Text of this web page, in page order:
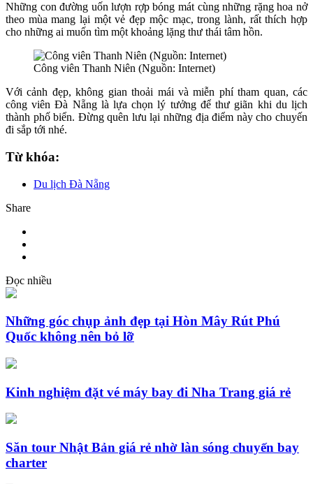
Những con đường uốn lượn rợp bóng mát cùng những rặng hoa nở
theo mùa mang lại một vẻ đẹp mộc mạc, trong lành, rất thích hợp
cho những ai muốn tìm một khoảng lặng thư thái tâm hồn.
Công viên Thanh Niên (Nguồn: Internet)
Với cảnh đẹp, không gian thoải mái và miễn phí tham quan, các
công viên Đà Nẵng là lựa chọn lý tưởng để thư giãn khi du lịch
thành phố biển. Đừng quên lưu lại những địa điểm này cho chuyến
đi sắp tới nhé.
Từ khóa:
Du lịch Đà Nẵng
Share
Đọc nhiều
Những góc chụp ảnh đẹp tại Hòn Mây Rút Phú
Quốc không nên bỏ lỡ
Kinh nghiệm đặt vé máy bay đi Nha Trang giá rẻ
Săn tour Nhật Bản giá rẻ nhờ làn sóng chuyến bay
charter